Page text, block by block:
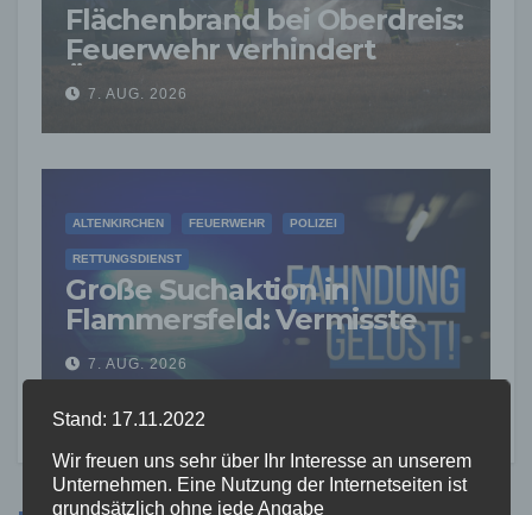
Flächenbrand bei Oberdreis:
Feuerwehr verhindert
Übergreifen auf Waldgebiet
7. AUG. 2026
ALTENKIRCHEN FEUERWEHR POLIZEI
RETTUNGSDIENST
Große Suchaktion in
Flammersfeld: Vermisste
Person wohlbehalten
gefunden
7. AUG. 2026
Stand: 17.11.2022
Wir freuen uns sehr über Ihr Interesse an unserem
Unternehmen. Eine Nutzung der Internetseiten ist
grundsätzlich ohne jede Angabe